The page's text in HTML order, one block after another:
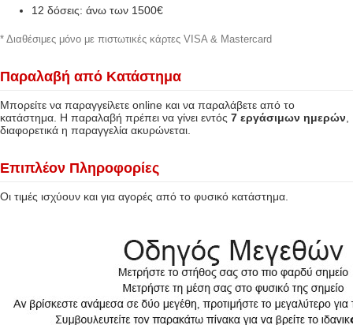
12 δόσεις: άνω των 1500€
* Διαθέσιμες μόνο με πιστωτικές κάρτες VISA & Mastercard
Παραλαβή από Κατάστημα
Μπορείτε να παραγγείλετε online και να παραλάβετε από το
κατάστημα. Η παραλαβή πρέπει να γίνει εντός 7 εργάσιμων ημερών
διαφορετικά η παραγγελία ακυρώνεται.
Επιπλέον Πληροφορίες
Οι τιμές ισχύουν και για αγορές από το φυσικό κατάστημα.